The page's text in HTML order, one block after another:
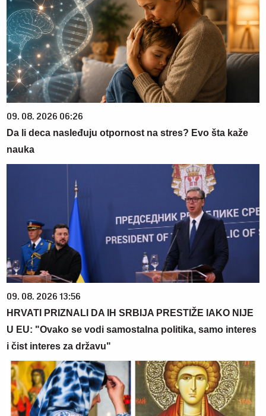
09. 08. 2026 06:26
Da li deca nasleđuju otpornost na stres? Evo šta kaže
nauka
09. 08. 2026 13:56
HRVATI PRIZNALI DA IH SRBIJA PRESTIŽE IAKO NIJE
U EU: "Ovako se vodi samostalna politika, samo interes
i čist interes za državu"